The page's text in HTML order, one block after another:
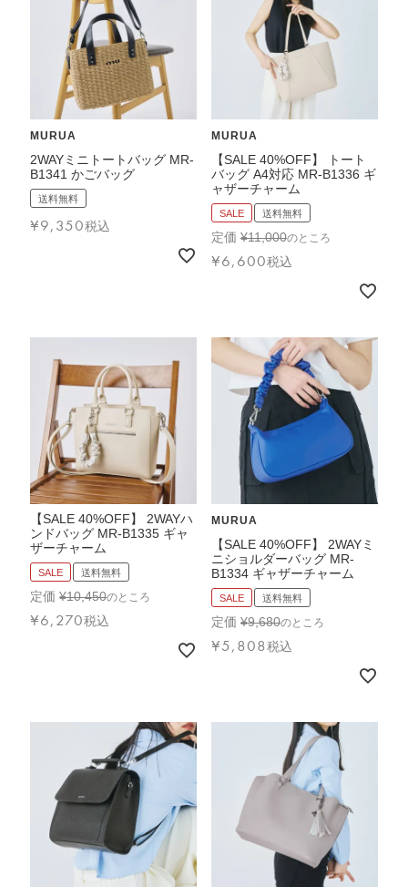
MURUA
2WAYミニトートバッグ MR-
B1341 かごバッグ
送料無料
¥9,350税込
MURUA
【SALE 40%OFF】 トート
バッグ A4対応 MR-B1336 ギ
ャザーチャーム
SALE 送料無料
定価 ¥11,000のところ
¥6,600税込
【SALE 40%OFF】 2WAYハ
ンドバッグ MR-B1335 ギャ
ザーチャーム
SALE 送料無料
定価 ¥10,450のところ
¥6,270税込
MURUA
【SALE 40%OFF】 2WAYミ
ニショルダーバッグ MR-
B1334 ギャザーチャーム
SALE 送料無料
定価 ¥9,680のところ
¥5,808税込